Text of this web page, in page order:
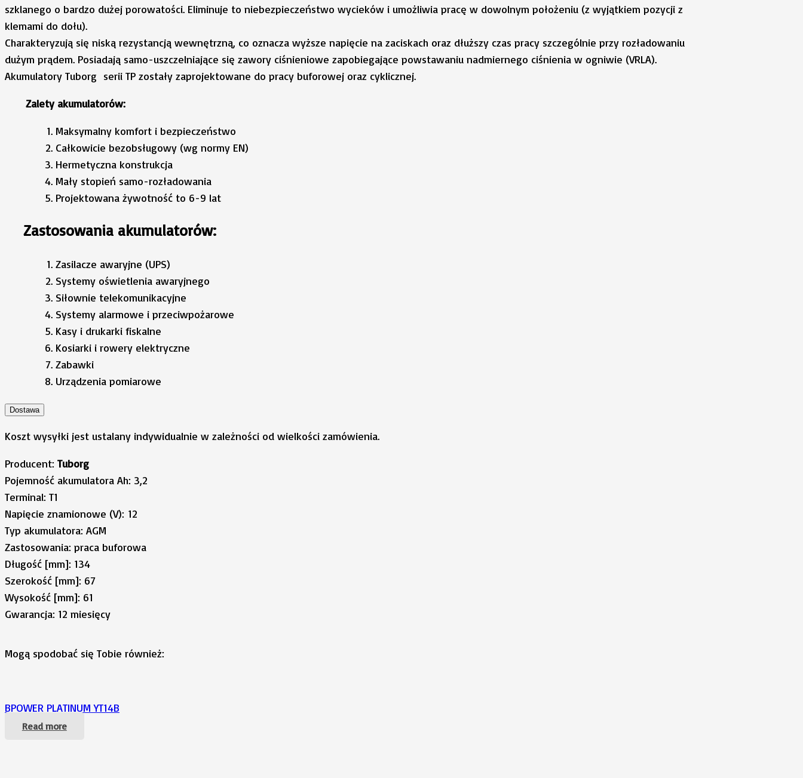
szklanego o bardzo dużej porowatości. Eliminuje to niebezpieczeństwo wycieków i umożliwia pracę w dowolnym położeniu (z wyjątkiem pozycji z
klemami do dołu).
Charakteryzują się niską rezystancją wewnętrzną, co oznacza wyższe napięcie na zaciskach oraz dłuższy czas pracy szczególnie przy rozładowaniu
dużym prądem. Posiadają samo-uszczelniające się zawory ciśnieniowe zapobiegające powstawaniu nadmiernego ciśnienia w ogniwie (VRLA).
Akumulatory Tuborg serii TP zostały zaprojektowane do pracy buforowej oraz cyklicznej.
Zalety akumulatorów:
Maksymalny komfort i bezpieczeństwo
Całkowicie bezobsługowy (wg normy EN)
Hermetyczna konstrukcja
Mały stopień samo-rozładowania
Projektowana żywotność to 6-9 lat
Zastosowania akumulatorów:
Zasilacze awaryjne (UPS)
Systemy oświetlenia awaryjnego
Siłownie telekomunikacyjne
Systemy alarmowe i przeciwpożarowe
Kasy i drukarki fiskalne
Kosiarki i rowery elektryczne
Zabawki
Urządzenia pomiarowe
Dostawa
Koszt wysyłki jest ustalany indywidualnie w zależności od wielkości zamówienia.
Producent: Tuborg
Pojemność akumulatora Ah: 3,2
Terminal: T1
Napięcie znamionowe (V): 12
Typ akumulatora: AGM
Zastosowania: praca buforowa
Długość [mm]: 134
Szerokość [mm]: 67
Wysokość [mm]: 61
Gwarancja: 12 miesięcy
Mogą spodobać się Tobie również:
BPOWER PLATINUM YT14B
Read more